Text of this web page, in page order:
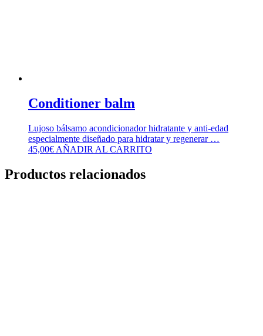
Conditioner balm
Lujoso bálsamo acondicionador hidratante y anti-edad
especialmente diseñado para hidratar y regenerar …
45,00€ AÑADIR AL CARRITO
Productos relacionados